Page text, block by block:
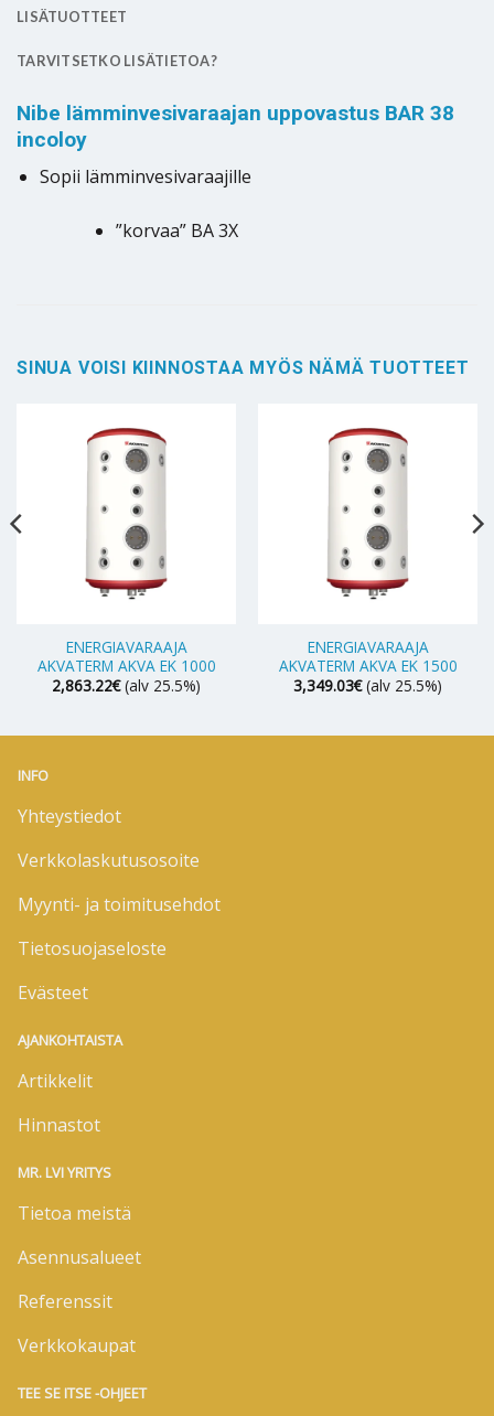
LISÄTUOTTEET
TARVITSETKO LISÄTIETOA?
Nibe lämminvesivaraajan uppovastus BAR 38
incoloy
Sopii lämminvesivaraajille
”korvaa” BA 3X
SINUA VOISI KIINNOSTAA MYÖS NÄMÄ TUOTTEET
ENERGIAVARAAJA
AKVATERM AKVA EK 1000
2,863.22€ (alv 25.5%)
ENERGIAVARAAJA
AKVATERM AKVA EK 1500
3,349.03€ (alv 25.5%)
INFO
Yhteystiedot
Verkkolaskutusosoite
Myynti- ja toimitusehdot
Tietosuojaseloste
Evästeet
AJANKOHTAISTA
Artikkelit
Hinnastot
MR. LVI YRITYS
Tietoa meistä
Asennusalueet
Referenssit
Verkkokaupat
TEE SE ITSE -OHJEET